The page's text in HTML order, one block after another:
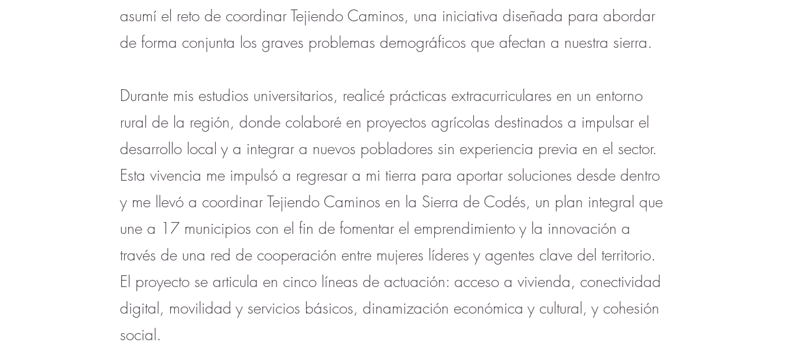
asumí el reto de coordinar Tejiendo Caminos, una iniciativa diseñada para abordar
de forma conjunta los graves problemas demográficos que afectan a nuestra sierra.
Durante mis estudios universitarios, realicé prácticas extracurriculares en un entorno
rural de la región, donde colaboré en proyectos agrícolas destinados a impulsar el
desarrollo local y a integrar a nuevos pobladores sin experiencia previa en el sector.
Esta vivencia me impulsó a regresar a mi tierra para aportar soluciones desde dentro
y me llevó a coordinar Tejiendo Caminos en la Sierra de Codés, un plan integral que
une a 17 municipios con el fin de fomentar el emprendimiento y la innovación a
través de una red de cooperación entre mujeres líderes y agentes clave del territorio.
El proyecto se articula en cinco líneas de actuación: acceso a vivienda, conectividad
digital, movilidad y servicios básicos, dinamización económica y cultural, y cohesión
social.